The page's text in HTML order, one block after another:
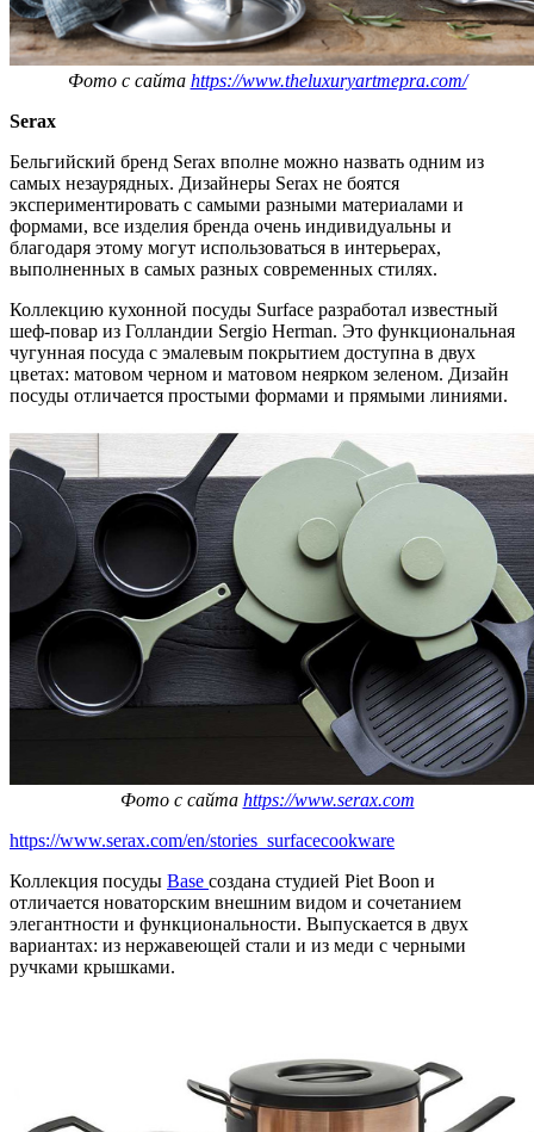
Фото с сайта https://www.theluxuryartmepra.com/
Serax
Бельгийский бренд Serax вполне можно назвать одним из
самых незаурядных. Дизайнеры Serax не боятся
экспериментировать с самыми разными материалами и
формами, все изделия бренда очень индивидуальны и
благодаря этому могут использоваться в интерьерах,
выполненных в самых разных современных стилях.
Коллекцию кухонной посуды Surface разработал известный
шеф-повар из Голландии Sergio Herman. Это функциональная
чугунная посуда с эмалевым покрытием доступна в двух
цветах: матовом черном и матовом неярком зеленом. Дизайн
посуды отличается простыми формами и прямыми линиями.
Фото с сайта https://www.serax.com
https://www.serax.com/en/stories_surfacecookware
Коллекция посуды Base создана студией Piet Boon и
отличается новаторским внешним видом и сочетанием
элегантности и функциональности. Выпускается в двух
вариантах: из нержавеющей стали и из меди с черными
ручками крышками.